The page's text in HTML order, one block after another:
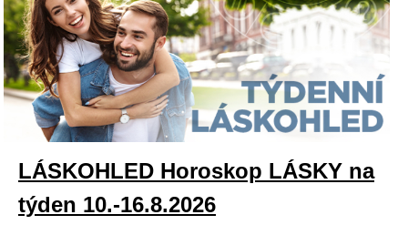
LÁSKOHLED Horoskop LÁSKY na
týden 10.-16.8.2026